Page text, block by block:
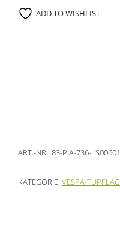
ADD TO WISHLIST
ART.-NR.: 83-PIA-736-
KATEGORIE: VESPA-